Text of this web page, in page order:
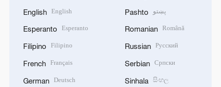
English English
Esperanto Esperanto
Filipino Filipino
French Français
German Deutsch
Pashto پښتو
Romanian Română
Russian Русский
Serbian Српски
Sinhala සිංහල